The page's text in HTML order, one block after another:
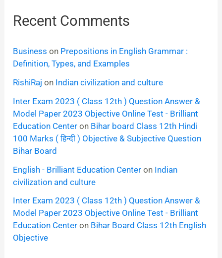
Recent Comments
Business on Prepositions in English Grammar :
Definition, Types, and Examples
RishiRaj on Indian civilization and culture
Inter Exam 2023 ( Class 12th ) Question Answer &
Model Paper 2023 Objective Online Test - Brilliant
Education Center on Bihar board Class 12th Hindi
100 Marks ( हिन्दी ) Objective & Subjective Question
Bihar Board
English - Brilliant Education Center on Indian
civilization and culture
Inter Exam 2023 ( Class 12th ) Question Answer &
Model Paper 2023 Objective Online Test - Brilliant
Education Center on Bihar Board Class 12th English
Objective